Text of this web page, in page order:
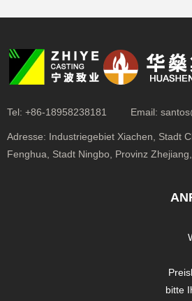
Tel: +86-18958238181 Email:
Adresse: Industriegebiet Xiachen, Stadt
Fenghua, Stadt Ningbo, Provinz
bitte